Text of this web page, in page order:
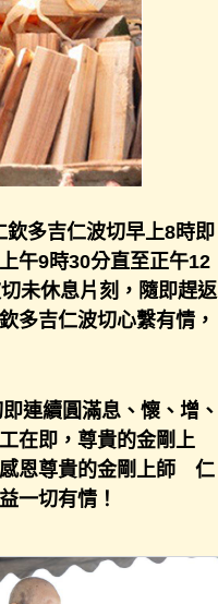
多吉仁波切早上8時即
午9時30分直至正午12
未休息片刻，隨即趕返
多吉仁波切心繫有情，
連續圓滿息、懷、增、
在即，尊貴的金剛上
恩尊貴的金剛上師 仁
一切有情！